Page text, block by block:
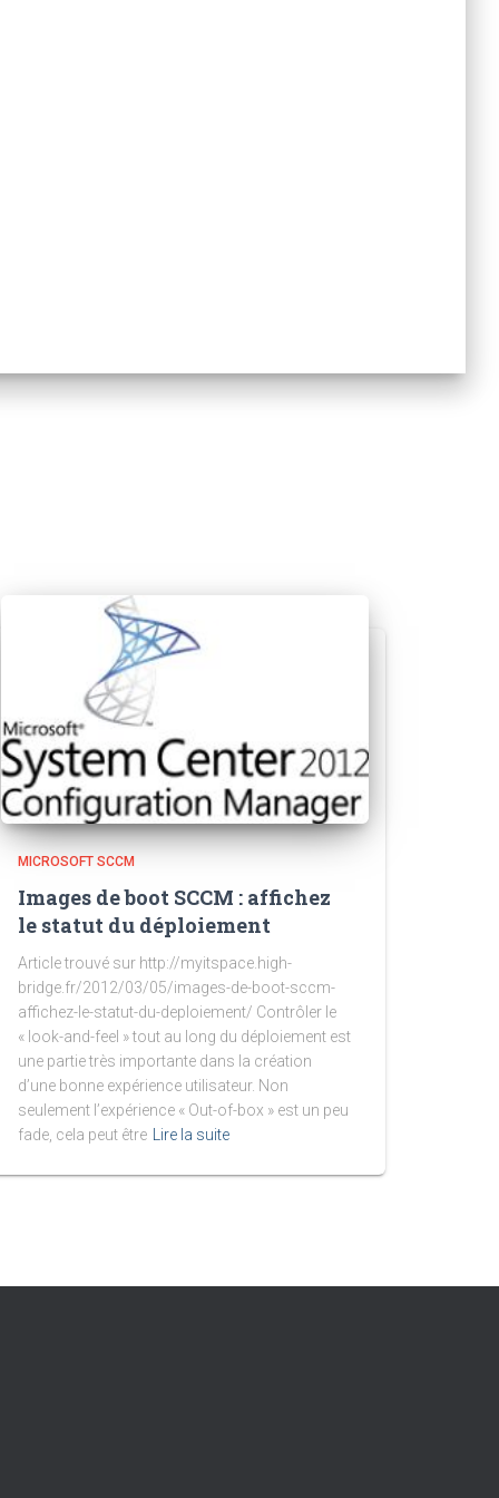
MICROSOFT SCCM
Images de boot SCCM : affichez
le statut du déploiement
Article trouvé sur http://myitspace.high-
bridge.fr/2012/03/05/images-de-boot-sccm-
affichez-le-statut-du-deploiement/ Contrôler le
« look-and-feel » tout au long du déploiement est
une partie très importante dans la création
d’une bonne expérience utilisateur. Non
seulement l’expérience « Out-of-box » est un peu
fade, cela peut être
Lire la suite